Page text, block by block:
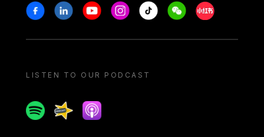
Stay in touch
FacebookLinkedinYoutubeInstagram
Tiktok WeechatXiaohongshu/
LISTEN TO OUR PODCAST
SpotifySpreakerApple podcast